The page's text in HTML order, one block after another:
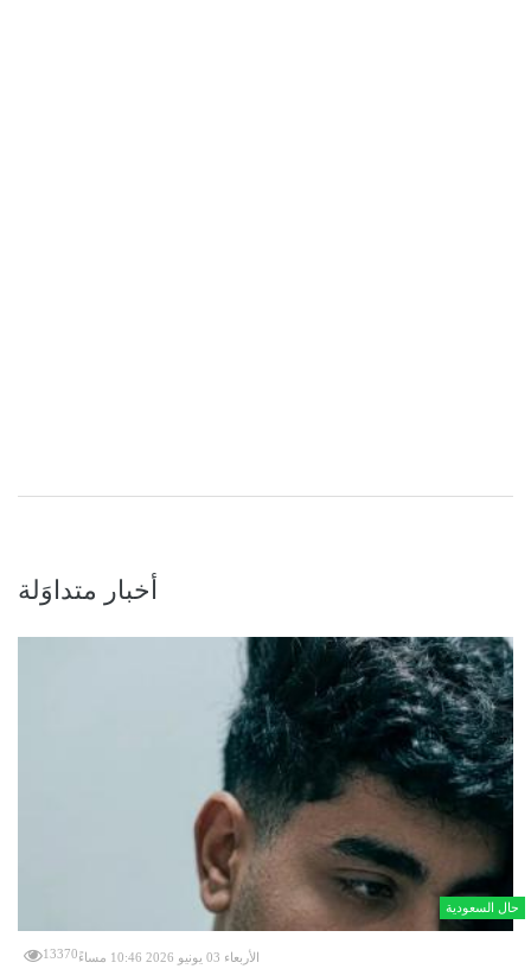
أخبار متداوَلة
حال السعودية
الأربعاء 03 يونيو 2026 10:46 مساءً 13370